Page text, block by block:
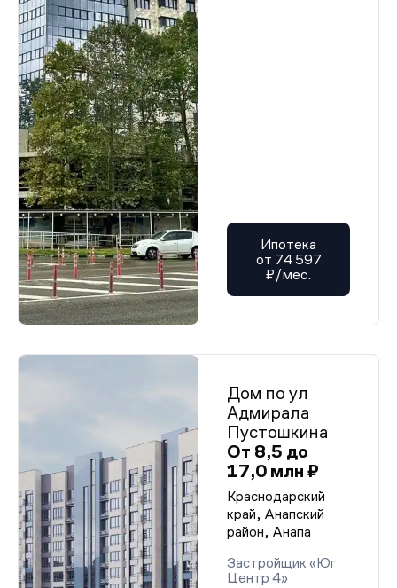
Ипотека
от 74 597
₽/мес.
Дом по ул
Адмирала
Пустошкина
От 8,5 до
17,0 млн ₽
Краснодарский
край, Анапский
район, Анапа
Застройщик «Юг
Центр 4»